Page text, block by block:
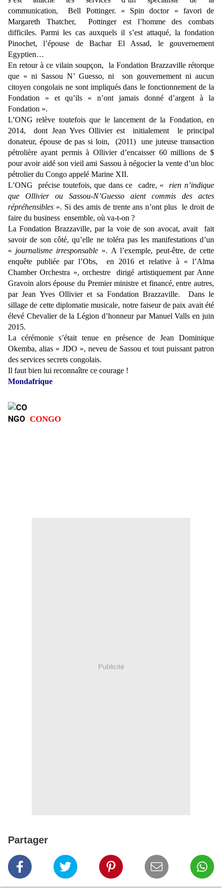
communication, Bell Pottinger. « Spin doctor » favori de
Margareth Thatcher, Pottinger est l’homme des combats
difficiles. Parmi les cas auxquels il s’est attaqué, la fondation
Pinochet, l’épouse de Bachar El Assad, le gouvernement
Egyptien…
En retour à ce vilain soupçon, la Fondation Brazzaville rétorque
que « ni Sassou N’ Guesso, ni son gouvernement ni aucun
citoyen congolais ne sont impliqués dans le fonctionnement de la
Fondation » et qu’ils « n’ont jamais donné d’argent à la
Fondation ».
L’ONG relève toutefois que le lancement de la Fondation, en
2014, dont Jean Yves Ollivier est initialement le principal
donateur, épouse de pas si loin, (2011) une juteuse transaction
pétrolière ayant permis à Ollivier d’encaisser 60 millions de $
pour avoir aidé son vieil ami Sassou à négocier la vente d’un bloc
pétrolier du Congo appelé Marine XII.
L’ONG précise toutefois, que dans ce cadre, «rien n’indique
que Ollivier ou Sassou-N’Guesso aient commis des actes
répréhensibles ». Si des amis de trente ans n’ont plus le droit de
faire du business ensemble, où va-t-on ?
La Fondation Brazzaville, par la voie de son avocat, avait fait
savoir de son côté, qu’elle ne toléra pas les manifestations d’un
« journalisme irresponsable ». A l’exemple, peut-être, de cette
enquête publiée par l’Obs, en 2016 et relative à « l’Alma
Chamber Orchestra », orchestre dirigé artistiquement par Anne
Gravoin alors épouse du Premier ministre et financé, entre autres,
par Jean Yves Ollivier et sa Fondation Brazzaville. Dans le
sillage de cette diplomatie musicale, notre faiseur de paix avait été
élevé Chevalier de la Légion d’honneur par Manuel Valls en juin
2015.
La cérémonie s’était tenue en présence de Jean Dominique
Okemba, alias « JDO », neveu de Sassou et tout puissant patron
des services secrets congolais.
Il faut bien lui reconnaître ce courage !
Mondafrique
CONGO
Publicité
Partager